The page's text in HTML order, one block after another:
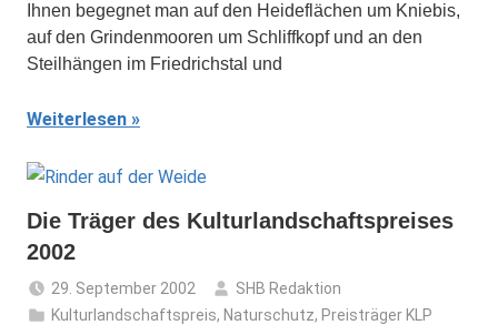
Ihnen begegnet man auf den Heideflächen um Kniebis,
auf den Grindenmooren um Schliffkopf und an den
Steilhängen im Friedrichstal und
Weiterlesen
Die Träger des Kulturlandschaftspreises
2002
29. September 2002
SHB Redaktion
Kulturlandschaftspreis, Naturschutz, Preisträger KLP